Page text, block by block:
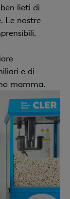
lieti di
Le nostre
e di
mamma.